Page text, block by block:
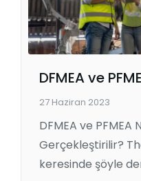
DFMEA ve
27 Haziran 2023
DFMEA ve PFMEA
Gerçekleştirilir?
keresinde şöyle